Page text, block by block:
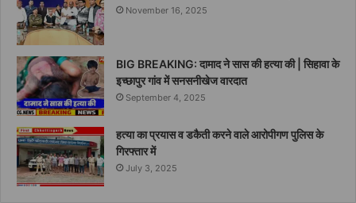
November 16, 2025
BIG BREAKING: दामाद ने सास की हत्या की | सिहावा के
इच्छापुर गांव में सनसनीखेज वारदात
September 4, 2025
हत्या का प्रयास व डकैती करने वाले आरोपीगण पुलिस के
गिरफ्तार में
July 3, 2025